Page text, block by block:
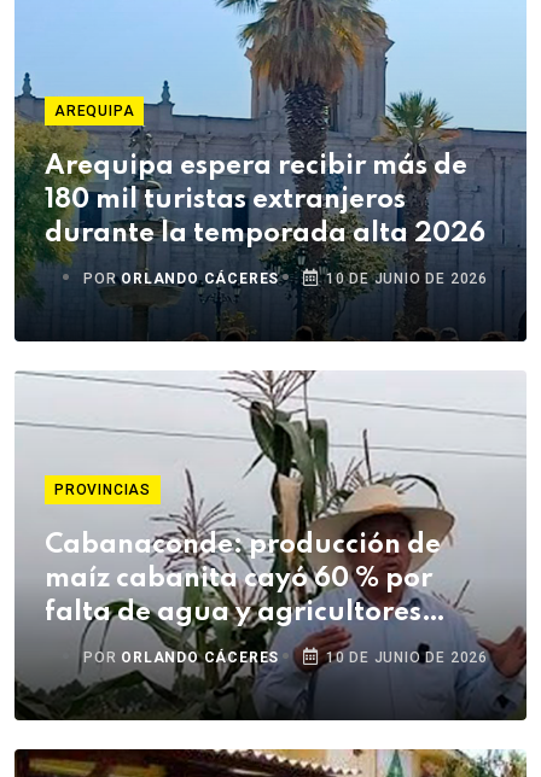
AREQUIPA
Arequipa espera recibir más de
180 mil turistas extranjeros
durante la temporada alta 2026
PORORLANDO CÁCERES 10 DE JUNIO DE 2026
PROVINCIAS
Cabanaconde: producción de
maíz cabanita cayó 60 % por
falta de agua y agricultores
denuncian abandono
POR ORLANDO CÁCERES 10 DE JUNIO DE 2026